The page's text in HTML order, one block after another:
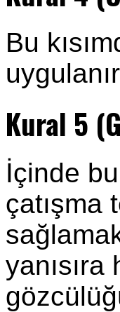
Bu
Kural 5
İçinde
çatışma